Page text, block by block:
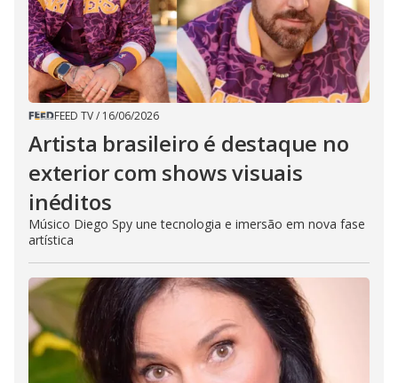
FEED TV/ 16/06/2026
Artista brasileiro é destaque no
exterior com shows visuais
inéditos
Músico Diego Spy une tecnologia e imersão em nova fase
artística